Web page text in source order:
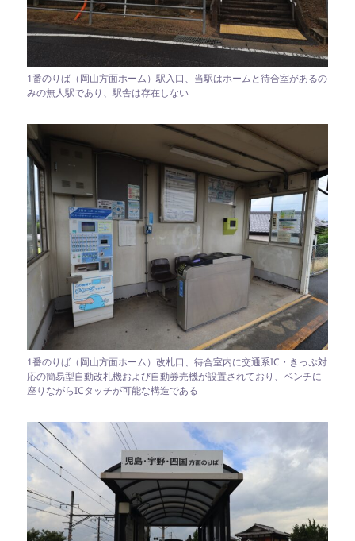
1番のりば（岡山方面ホーム）駅入口、当駅はホームと待合室があるの
みの無人駅であり、駅舎は存在しない
1番のりば（岡山方面ホーム）改札口、待合室内に交通系IC・きっぷ対
応の簡易型自動改札機および自動券売機が設置されており、ベンチに
座りながらICタッチが可能な構造である